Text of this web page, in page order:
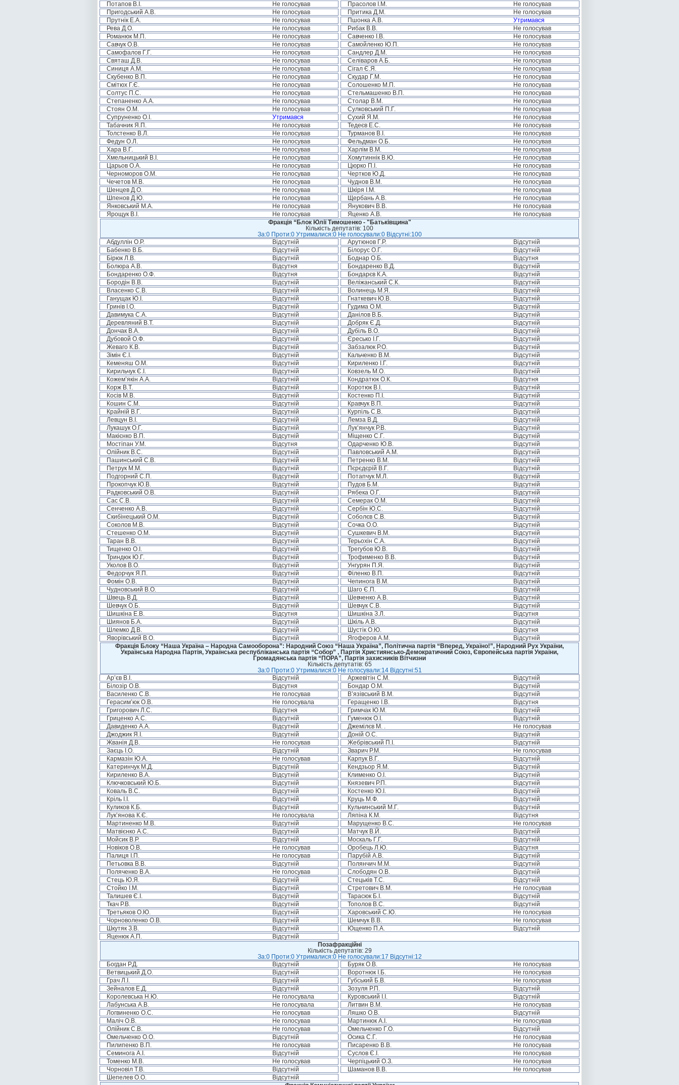
Потапов В.І.
Не голосував Прасолов І.М.
Не голосував
Пригодський А.В.
Не голосував Притика Д.М.
Не голосував
Прутнік Е.А.
Не голосував Пшонка А.В.
Утримався
Рева Д.О.
Не голосував Рибак В.В.
Не голосував
Романюк М.П.
Не голосував Савченко І.В.
Не голосував
Савчук О.В.
Не голосував Самойленко Ю.П.
Не голосував
Самофалов Г.Г.
Не голосував Сандлер Д.М.
Не голосував
Святаш Д.В.
Не голосував Селіваров А.Б.
Не голосував
Синиця А.М.
Не голосував Сігал Є.Я.
Не голосував
Скубенко В.П.
Не голосував Скудар Г.М.
Не голосував
Смітюх Г.Є.
Не голосував Солошенко М.П.
Не голосував
Солтус П.С.
Не голосував Стельмашенко В.П.
Не голосував
Степаненко А.А.
Не голосував Столар В.М.
Не голосував
Стоян О.М.
Не голосував Сулковський П.Г.
Не голосував
Супруненко О.І.
Утримався Сухий Я.М.
Не голосував
Табачник Я.П.
Не голосував Тедеєв Е.С.
Не голосував
Толстенко В.Л.
Не голосував Турманов В.І.
Не голосував
Федун О.Л.
Не голосував Фельдман О.Б.
Не голосував
Хара В.Г.
Не голосував Харлім В.М.
Не голосував
Хмельницький В.І.
Не голосував Хомутиннік В.Ю.
Не голосував
Царьов О.А.
Не голосував Цюрко П.І.
Не голосував
Черноморов О.М.
Не голосував Чертков Ю.Д.
Не голосував
Чечетов М.В.
Не голосував Чуднов В.М.
Не голосував
Шенцев Д.О.
Не голосував Шкіря І.М.
Не голосував
Шпенов Д.Ю.
Не голосував Щербань А.В.
Не голосував
Янковський М.А.
Не голосував Янукович В.В.
Не голосував
Ярощук В.І.
Не голосував Яценко А.В.
Не голосував
Фракція “Блок Юлії Тимошенко - "Батьківщина"
Кількість депутатів: 100
За:0 Проти:0 Утрималися:0 Не голосували:0 Відсутні:100
Абдуллін О.Р.
Відсутній Арутюнов Г.Р.
Відсутній
Бабенко В.Б.
Відсутній Білорус О.Г.
Відсутній
Бірюк Л.В.
Відсутній Боднар О.Б.
Відсутня
Болюра А.В.
Відсутня Бондаренко В.Д.
Відсутній
Бондаренко О.Ф.
Відсутня Бондарєв К.А.
Відсутній
Бородін В.В.
Відсутній Веліжанський С.К.
Відсутній
Власенко С.В.
Відсутній Волинець М.Я.
Відсутній
Ганущак Ю.І.
Відсутній Гнаткевич Ю.В.
Відсутній
Гринів І.О.
Відсутній Гудима О.М.
Відсутній
Давимука С.А.
Відсутній Данілов В.Б.
Відсутній
Деревляний В.Т.
Відсутній Добряк Є.Д.
Відсутній
Дончак В.А.
Відсутній Дубіль В.О.
Відсутній
Дубовой О.Ф.
Відсутній Єресько І.Г.
Відсутній
Жеваго К.В.
Відсутній Забзалюк Р.О.
Відсутній
Зімін Є.І.
Відсутній Кальченко В.М.
Відсутній
Кеменяш О.М.
Відсутній Кириленко І.Г.
Відсутній
Кирильчук Є.І.
Відсутній Ковзель М.О.
Відсутній
Кожем’якін А.А.
Відсутній Кондратюк О.К.
Відсутня
Корж В.Т.
Відсутній Коротюк В.І.
Відсутній
Косів М.В.
Відсутній Костенко П.І.
Відсутній
Кошин С.М.
Відсутній Кравчук В.П.
Відсутній
Крайній В.Г.
Відсутній Курпіль С.В.
Відсутній
Левцун В.І.
Відсутній Лемза В.Д.
Відсутній
Лукашук О.Г.
Відсутній Лук’янчук Р.В.
Відсутній
Макієнко В.П.
Відсутній Міщенко С.Г.
Відсутній
Мостіпан У.М.
Відсутня Одарченко Ю.В.
Відсутній
Олійник В.С.
Відсутній Павловський А.М.
Відсутній
Пашинський С.В.
Відсутній Петренко В.М.
Відсутній
Петрук М.М.
Відсутній Пєрєдєрій В.Г.
Відсутній
Подгорний С.П.
Відсутній Потапчук М.Л.
Відсутній
Прокопчук Ю.В.
Відсутній Пудов Б.М.
Відсутній
Радковський О.В.
Відсутній Рябека О.Г.
Відсутній
Сас С.В.
Відсутній Семерак О.М.
Відсутній
Сенченко А.В.
Відсутній Сербін Ю.С.
Відсутній
Скибінецький О.М.
Відсутній Соболєв С.В.
Відсутній
Соколов М.В.
Відсутній Сочка О.О.
Відсутній
Стешенко О.М.
Відсутній Сушкевич В.М.
Відсутній
Таран В.В.
Відсутній Терьохін С.А.
Відсутній
Тищенко О.І.
Відсутній Трегубов Ю.В.
Відсутній
Триндюк Ю.Г.
Відсутній Трофименко В.В.
Відсутній
Уколов В.О.
Відсутній Унгурян П.Я.
Відсутній
Федорчук Я.П.
Відсутній Філенко В.П.
Відсутній
Фомін О.В.
Відсутній Чепинога В.М.
Відсутній
Чудновський В.О.
Відсутній Шаго Є.П.
Відсутній
Швець В.Д.
Відсутній Шевченко А.В.
Відсутній
Шевчук О.Б.
Відсутній Шевчук С.В.
Відсутній
Шишкіна Е.В.
Відсутня Шишкіна З.Л.
Відсутня
Шиянов Б.А.
Відсутній Шкіль А.В.
Відсутній
Шлемко Д.В.
Відсутній Шустік О.Ю.
Відсутня
Яворівський В.О.
Відсутній Ягоферов А.М.
Відсутній
Фракція Блоку “Наша Україна – Народна Самооборона”: Народний Союз “Наша Україна”, Політична партія “Вперед, Україно!”, Народний Рух України,
Українська Народна Партія, Українська республіканська партія “Собор” , Партія Християнсько-Демократичний Союз, Європейська партія України,
Громадянська партія “ПОРА”, Партія захисників Вітчизни
Кількість депутатів: 65
За:0 Проти:0 Утрималися:0 Не голосували:14 Відсутні:51
Ар’єв В.І.
Відсутній Аржевітін С.М.
Відсутній
Білозір О.В.
Відсутня Бондар О.М.
Відсутній
Василенко С.В.
Не голосував В’язівський В.М.
Відсутній
Герасим’юк О.В.
Не голосувала Геращенко І.В.
Відсутня
Григорович Л.С.
Відсутня Гримчак Ю.М.
Відсутній
Гриценко А.С.
Відсутній Гуменюк О.І.
Відсутній
Давиденко А.А.
Відсутній Джемілєв М. .
Не голосував
Джоджик Я.І.
Відсутній Доній О.С.
Відсутній
Жванія Д.В.
Не голосував Жебрівський П.І.
Відсутній
Заєць І.О.
Відсутній Зварич Р.М.
Не голосував
Кармазін Ю.А.
Не голосував Карпук В.Г.
Відсутній
Катеринчук М.Д.
Відсутній Кендзьор Я.М.
Відсутній
Кириленко В.А.
Відсутній Клименко О.І.
Відсутній
Ключковський Ю.Б.
Відсутній Князевич Р.П.
Відсутній
Коваль В.С.
Відсутній Костенко Ю.І.
Відсутній
Кріль І.І.
Відсутній Круць М.Ф.
Відсутній
Куликов К.Б.
Відсутній Кульчинський М.Г.
Відсутній
Лук’янова К.Є.
Не голосувала Ляпіна К.М.
Відсутня
Мартиненко М.В.
Відсутній Марущенко В.С.
Не голосував
Матвієнко А.С.
Відсутній Матчук В.Й.
Відсутній
Мойсик В.Р.
Відсутній Москаль Г.Г.
Відсутній
Новіков О.В.
Не голосував Оробець Л.Ю.
Відсутня
Палиця І.П.
Не голосував Парубій А.В.
Відсутній
Петьовка В.В.
Відсутній Полянчич М.М.
Відсутній
Поляченко В.А.
Не голосував Слободян О.В.
Відсутній
Стець Ю.Я.
Відсутній Стецьків Т.С.
Відсутній
Стойко І.М.
Відсутній Стретович В.М.
Не голосував
Талишев Є.І.
Відсутній Тарасюк Б.І.
Відсутній
Ткач Р.В.
Відсутній Тополов В.С.
Відсутній
Третьяков О.Ю.
Відсутній Харовський С.Ю.
Не голосував
Чорноволенко О.В.
Відсутній Шемчук В.В.
Не голосував
Шкутяк З.В.
Відсутній Ющенко П.А.
Відсутній
Яценюк А.П.
Відсутній
Позафракційні
Кількість депутатів: 29
За:0 Проти:0 Утрималися:0 Не голосували:17 Відсутні:12
Богдан Р.Д.
Відсутній Буряк О.В.
Не голосував
Ветвицький Д.О.
Відсутній Воротнюк І.Б.
Не голосував
Грач Л.І.
Відсутній Губський Б.В.
Не голосував
Зейналов Е.Д.
Відсутній Зозуля Р.П.
Відсутній
Королевська Н.Ю.
Не голосувала Куровський І.І.
Відсутній
Лабунська А.В.
Не голосувала Литвин В.М.
Не голосував
Логвиненко О.С.
Не голосував Ляшко О.В.
Відсутній
Маліч О.В.
Не голосував Мартинюк А.І.
Не голосував
Олійник С.В.
Не голосував Омельченко Г.О.
Відсутній
Омельченко О.О.
Відсутній Осика С.Г.
Не голосував
Пилипенко В.П.
Не голосував Писаренко В.В.
Не голосував
Семинога А.І.
Відсутній Суслов Є.І.
Не голосував
Томенко М.В.
Не голосував Черпіцький О.З.
Не голосував
Чорновіл Т.В.
Відсутній Шаманов В.В.
Не голосував
Шепелев О.О.
Відсутній